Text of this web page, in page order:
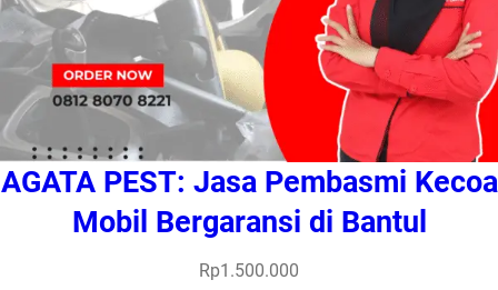
AGATA PEST: Jasa Pembasmi Kecoa
Mobil Bergaransi di Bantul
Rp1.500.000